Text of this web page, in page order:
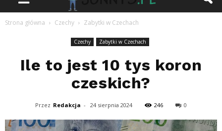
Strona główna Czechy Zabytki w Czechach
Czechy Zabytki w Czechach
Ile to jest 10 tys koron
czeskich?
Przez Redakcja - 24 sierpnia 2024 246 0